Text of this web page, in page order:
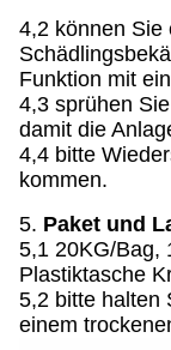
4,2 können Sie
Funktion mit
4,3 sprühen
damit die
4,4 bitte
kommen.
5. Paket und
5,1 20KG/Bag,
Plastiktasche
5,2 bitte halten
einem